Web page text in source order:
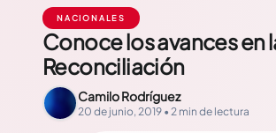
NACIONALES
Conoce los avances en
Reconciliación
Camilo Rodríguez
20 de junio, 2019 • 2 min de lectura